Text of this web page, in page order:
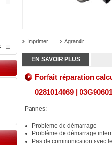
Imprimer Agrandir
EN SAVOIR PLUS
Forfait réparation
0281014069 |
Pannes:
Problème de démarrage
Problème de démarrage
Pas de communication avec